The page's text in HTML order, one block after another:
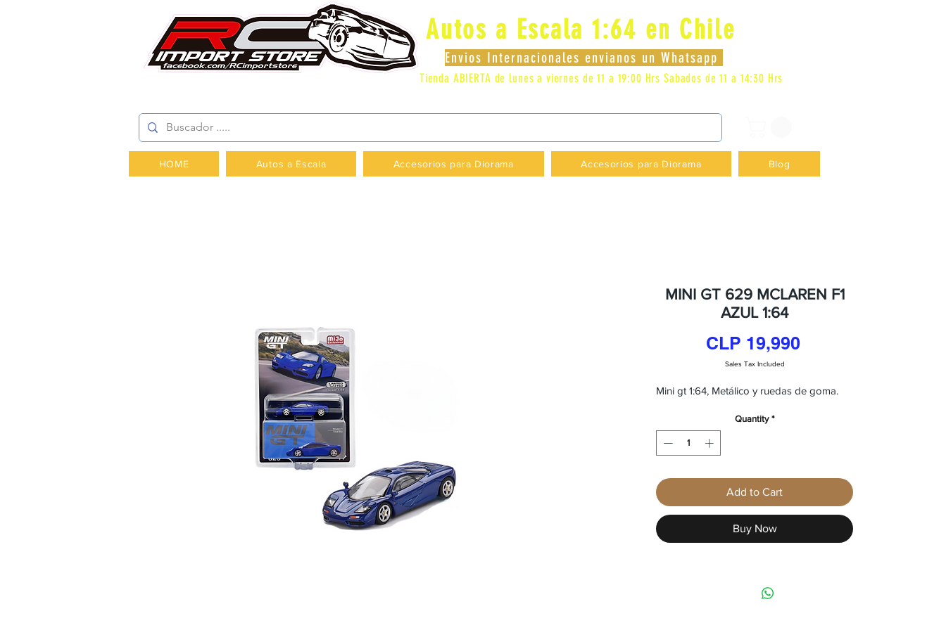
Autos a Escala 1:64 en Chile
Envios Internacionales envianos un Whatsapp
Tienda ABIERTA de lunes a viernes de 11 a 19:00 Hrs Sabados de 11 a 14:30 Hrs
HOME Autos a Escala Accesorios para Diorama Accesorios para Diorama Blog
MINI GT 629 MCLAREN F1
AZUL 1:64
CLP 19,990Price
Sales Tax Included
Mini gt 1:64, Metálico y ruedas de goma.
Quantity *
Add to Cart
Buy Now